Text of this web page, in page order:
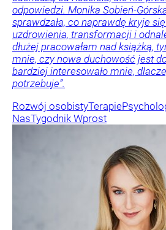
odpowiedzi. Monika Sobień-
sprawdzała, co naprawdę kryje
uzdrowienia, transformacji i
dłużej pracowałam nad książką,
mnie, czy nowa duchowość jest
bardziej interesowało mnie,
potrzebuje”.
Rozwój osobistyTerapie
NasTygodnik Wprost